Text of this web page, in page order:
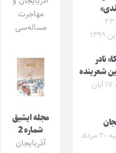
شنبه ۲۳
نادر
شعرینده
جمعه ۱۷ آبان
یکشنبه ۲۰ مرداد
مهاجرت
مساله‌سی
مجله ایشیق
شماره 2
آذربایجان